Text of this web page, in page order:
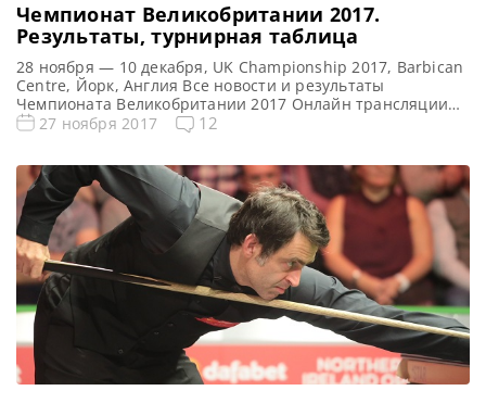
Чемпионат Великобритании 2017.
Результаты, турнирная таблица
28 ноября — 10 декабря, UK Championship 2017, Barbican
Centre, Йорк, Англия Все новости и результаты
Чемпионата Великобритании 2017 Онлайн трансляции
Чемпионата Великобритании 2017 Видео Чемпионата
побед) 11 фреймов (до 6-ти побед) 11 фреймов (до 6-ти
побед) 11 […]
27 ноября 2017 12